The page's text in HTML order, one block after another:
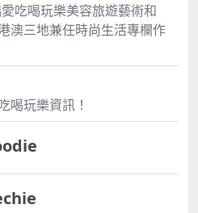
吃喝玩樂美容旅遊藝術和
澳三地兼任時尚生活專欄作
喝玩樂資訊！